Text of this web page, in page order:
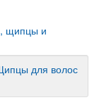
щипцы и
для волос